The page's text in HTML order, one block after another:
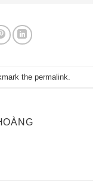
the permalink